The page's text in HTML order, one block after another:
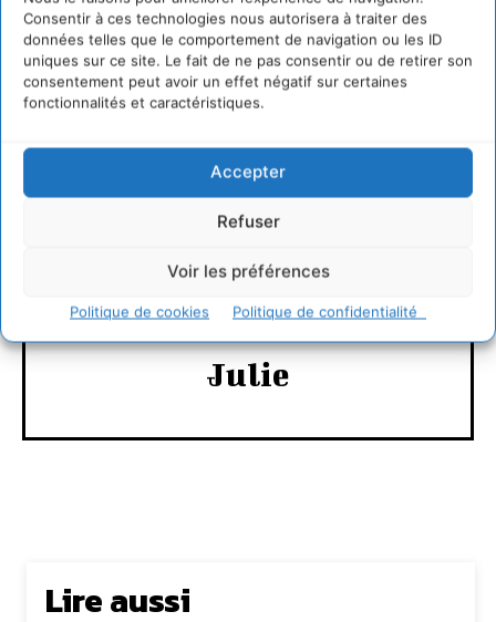
Consentir à ces technologies nous autorisera à traiter des
données telles que le comportement de navigation ou les ID
uniques sur ce site. Le fait de ne pas consentir ou de retirer son
consentement peut avoir un effet négatif sur certaines
fonctionnalités et caractéristiques.
Accepter
Refuser
Voir les préférences
Politique de cookies Politique de confidentialité
http://www.salon-ecobat.com/index2.html
LAISSER UN COMMENTAIRE
CONNECTER POUR LAISSER UN COMMENTAIRE
Julie
Lire aussi